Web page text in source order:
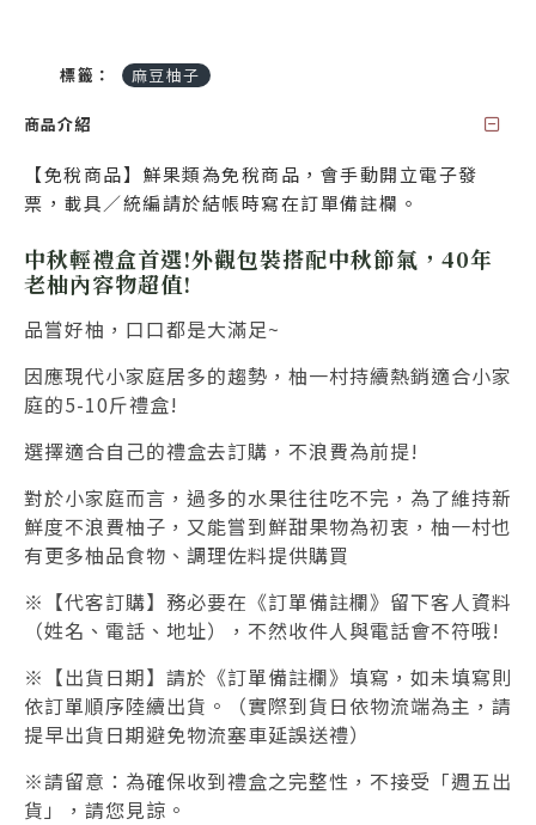
標籤： 麻豆柚子
商品介紹
【免稅商品】鮮果類為免稅商品，會手動開立電子發
票，載具／統編請於結帳時寫在訂單備註欄。
中秋輕禮盒首選!外觀包裝搭配中秋節氣，40年
老柚內容物超值!
品嘗好柚，口口都是大滿足~
因應現代小家庭居多的趨勢，柚一村持續熱銷適合小家
庭的5-10斤禮盒!
選擇適合自己的禮盒去訂購，不浪費為前提!
對於小家庭而言，過多的水果往往吃不完，為了維持新
鮮度不浪費柚子，又能嘗到鮮甜果物為初衷，柚一村也
有更多柚品食物、調理佐料提供購買
※【代客訂購】務必要在《訂單備註欄》留下客人資料
（姓名、電話、地址），不然收件人與電話會不符哦!
※【出貨日期】請於 《訂單備註欄》填寫 ，如未填寫則
依訂單順序陸續出貨。（實際到貨日依物流端為主，請
提早出貨日期避免物流塞車延誤送禮）
※請留意：為確保收到禮盒之完整性，不接受「週五出
貨」，請您見諒。